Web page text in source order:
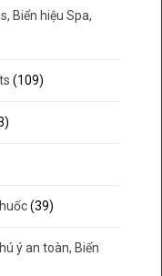
Biển hiệu Spa,
(109)
(39)
ý an toàn, Biển